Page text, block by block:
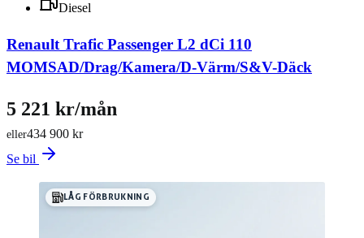
Diesel
Renault Trafic Passenger L2 dCi 110
MOMSAD/Drag/Kamera/D-Värm/S&V-Däck
434 900 kr
eller
5 221 kr/mån
Se bil
LÅG FÖRBRUKNING